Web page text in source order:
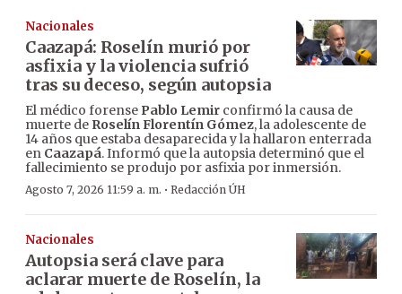
Nacionales
Caazapá: Roselín murió por
asfixia y la violencia sufrió
tras su deceso, según autopsia
El médico forense Pablo Lemir confirmó la causa de
muerte de Roselín Florentín Gómez, la adolescente de
14 años que estaba desaparecida y la hallaron enterrada
en Caazapá. Informó que la autopsia determinó que el
fallecimiento se produjo por asfixia por inmersión.
Agosto 7, 2026 11:59 a. m. · Redacción ÚH
Nacionales
Autopsia será clave para
aclarar muerte de Roselín, la